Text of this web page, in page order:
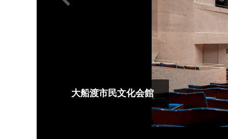
大船渡市民文化会館